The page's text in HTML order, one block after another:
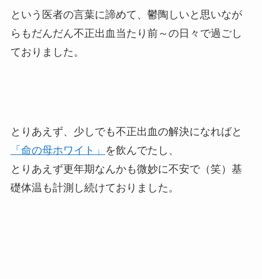
という医者の言葉に諦めて、鬱陶しいと思いなが
らもだんだん不正出血当たり前～の日々で過ごし
ておりました。
とりあえず、少しでも不正出血の解決になればと
「命の母ホワイト」 を飲んでたし、
とりあえず更年期なんかも微妙に不安で（笑）基
礎体温も計測し続けておりました。